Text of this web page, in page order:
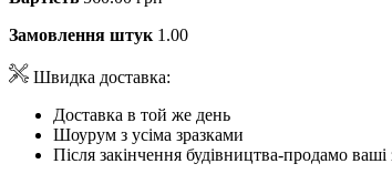
Замовлення штук 1.00
Швидка доставка:
Доставка в той же день
Шоурум з усіма зразками
Після закінчення будівництва-продамо